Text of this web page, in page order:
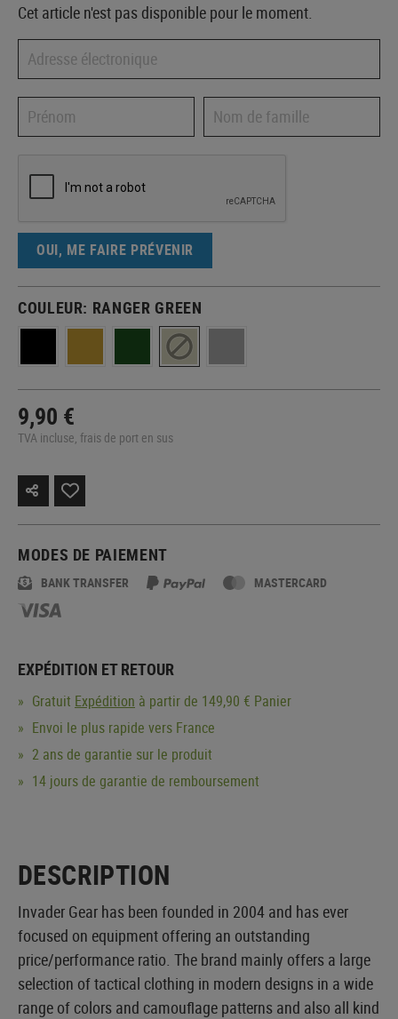
Cet article n'est pas disponible pour le moment.
OUI, ME FAIRE PRÉVENIR
COULEUR: RANGER GREEN
9,90 €
TVA incluse, frais de port en sus
MODES DE PAIEMENT
BANK TRANSFER MASTERCARD
EXPÉDITION ET RETOUR
Gratuit Expédition à partir de 149,90 € Panier
Envoi le plus rapide vers France
2 ans de garantie sur le produit
14 jours de garantie de remboursement
DESCRIPTION
Invader Gear has been founded in 2004 and has ever
focused on equipment offering an outstanding
price/performance ratio. The brand mainly offers a large
selection of tactical clothing in modern designs in a wide
range of colors and camouflage patterns and also all kind